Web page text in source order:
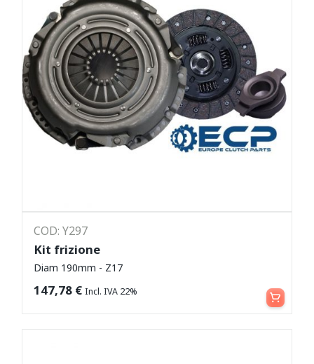
COD: Y297
Kit frizione
Diam 190mm - Z17
147,78 € Incl. IVA 22% Leggi tutto